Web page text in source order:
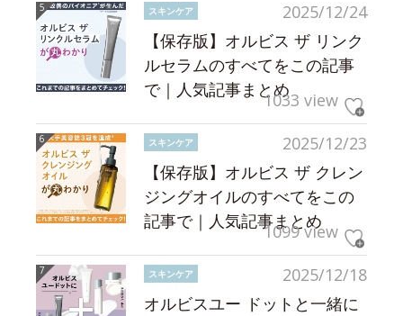
2025/12/24
スキンケア
【保存版】オルビス ザ リンク
ルセラムのすべてをこの記事
で｜人気記事まとめ1033 view
2025/12/23
スキンケア
【保存版】オルビス ザ クレン
ジングオイルのすべてをこの
記事で｜人気記事まとめ
1099 view
2025/12/18
スキンケア
オルビスユー ドットと一緒に